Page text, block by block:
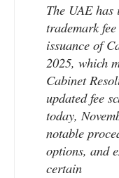
The UAE has
trademark
issuance of
2025, which
Cabinet
updated fee
today,
notable
options, and
certain